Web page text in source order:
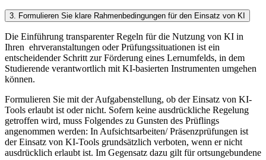
3. Formulieren Sie klare Rahmenbedingungen für den Einsatz von KI
Die Einführung transparenter Regeln für die Nutzung von KI in
Ihren ehrveranstaltungen oder Prüfungssituationen ist ein
entscheidender Schritt zur Förderung eines Lernumfelds, in dem
Studierende verantwortlich mit KI-basierten Instrumenten umgehen
können.
Formulieren Sie mit der Aufgabenstellung, ob der Einsatz von KI-
Tools erlaubt ist oder nicht. Sofern keine ausdrückliche Regelung
getroffen wird, muss Folgendes zu Gunsten des Prüflings
angenommen werden: In Aufsichtsarbeiten/ Präsenzprüfungen ist
der Einsatz von KI-Tools grundsätzlich verboten, wenn er nicht
ausdrücklich erlaubt ist. Im Gegensatz dazu gilt für ortsungebundene